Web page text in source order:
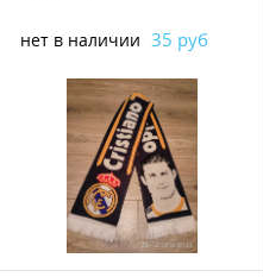
нет в наличии 35 руб